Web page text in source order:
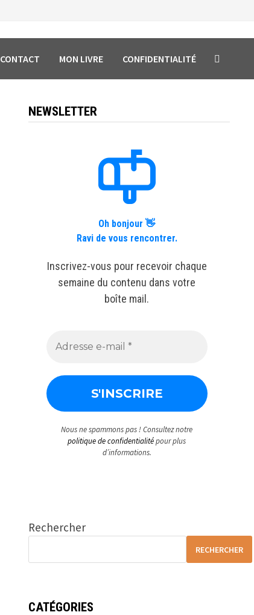
CONTACT MON LIVRE CONFIDENTIALITÉ
NEWSLETTER
Oh bonjour 👋
Ravi de vous rencontrer.
Inscrivez-vous pour recevoir chaque
semaine du contenu dans votre
boîte mail.
Nous ne spammons pas ! Consultez notre
politique de confidentialitépour plus
d’informations.
Rechercher
RECHERCHER
CATÉGORIES